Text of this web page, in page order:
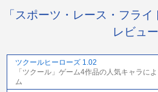
「スポーツ・レース・フラ
レビュー
ツクールヒーローズ 1.02
「ツクール」ゲーム4作品の人気キャラに
ム